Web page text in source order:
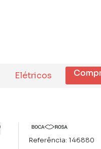
Elétricos
Referência: 146880